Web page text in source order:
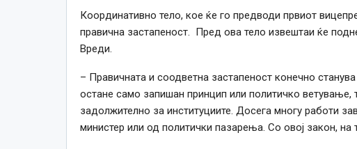
Координативно тело, кое ќе го предводи првиот
правична застапеност. Пред ова тело извештаи ќе
Вреди.
– Правичната и соодветна застапеност конечно
остане само запишан принцип или политичко ветување,
задолжително за институциите. Досега многу работи
министер или од политички пазарења. Со овој закон, на